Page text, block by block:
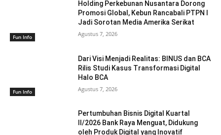
Fun Info
Holding Perkebunan Nusantara Dorong
Promosi Global, Kebun Rancabali PTPN I
Jadi Sorotan Media Amerika Serikat
Agustus 7, 2026
Fun Info
Dari Visi Menjadi Realitas: BINUS dan BCA
Rilis Studi Kasus Transformasi Digital
Halo BCA
Agustus 7, 2026
Pertumbuhan Bisnis Digital Kuartal
II/2026 Bank Raya Menguat, Didukung
oleh Produk Digital yang Inovatif